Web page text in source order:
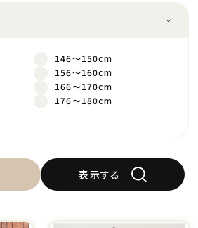
146～150cm
156～160cm
166～170cm
176～180cm
表示する